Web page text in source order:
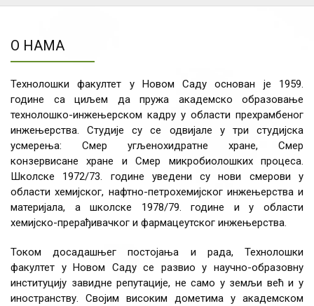
О НАМА
Технолошки факултет у Новом Саду основан је 1959.
године са циљем да пружа академско образовање
технолошко-инжењерском кадру у области прехрамбеног
инжењерства. Студије су се одвијале у три студијска
усмерења: Смер угљенохидратне хране, Смер
конзервисане хране и Смер микробиолошких процеса.
Школске 1972/73. године уведени су нови смерови у
области хемијског, нафтно-петрохемијског инжењерства и
материјала, а школске 1978/79. године и у области
хемијско-прерађивачког и фармацеутског инжењерства.
Током досадашњег постојања и рада, Технолошки
факултет у Новом Саду се развио у научно-образовну
институцију завидне репутације, не само у земљи већ и у
иностранству. Својим високим дометима у академском